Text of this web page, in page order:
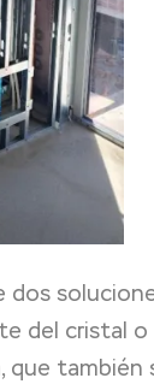
del cristal o
que